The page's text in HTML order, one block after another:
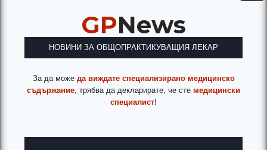
GPNews
НОВИНИ ЗА ОБЩОПРАКТИКУВАЩИЯ ЛЕКАР
За да може да виждате специализирано медицинско
съдържание, трябва да декларирате, че сте медицински
специалист!